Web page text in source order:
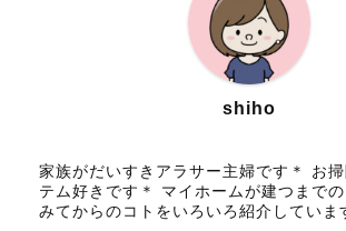
shiho
家族がだいすきアラサー主婦です＊ お
テム好きです＊ マイホームが建つまで
みてからのコトをいろいろ紹介していま